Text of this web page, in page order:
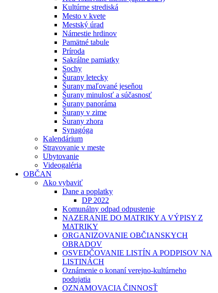
Kultúrne strediská
Mesto v kvete
Mestský úrad
Námestie hrdinov
Pamätné tabule
Príroda
Sakrálne pamiatky
Sochy
Šurany letecky
Šurany maľované jeseňou
Šurany minulosť a súčasnosť
Šurany panoráma
Šurany v zime
Šurany zhora
Synagóga
Kalendárium
Stravovanie v meste
Ubytovanie
Videogaléria
OBČAN
Ako vybaviť
Dane a poplatky
DP 2022
Komunálny odpad odpustenie
NAZERANIE DO MATRIKY A VÝPISY Z
MATRIKY
ORGANIZOVANIE OBČIANSKYCH
OBRADOV
OSVEDČOVANIE LISTÍN A PODPISOV NA
LISTINÁCH
Oznámenie o konaní verejno-kultúrneho
podujatia
OZNAMOVACIA ČINNOSŤ